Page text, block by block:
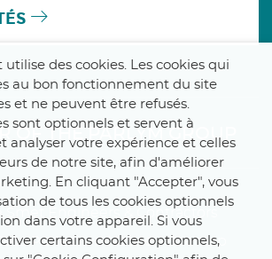
OF THE PARLYM GROUP
Smet Engineers & Contractors
Protection Notice–Sitemap
des cookies. Les cookies qui
au bon fonctionnement du site
et ne peuvent être refusés.
sont optionnels et servent à
analyser votre expérience et celles
de notre site, afin d'améliorer
En cliquant "Accepter", vous
de tous les cookies optionnels
dans votre appareil. Si vous
certains cookies optionnels,